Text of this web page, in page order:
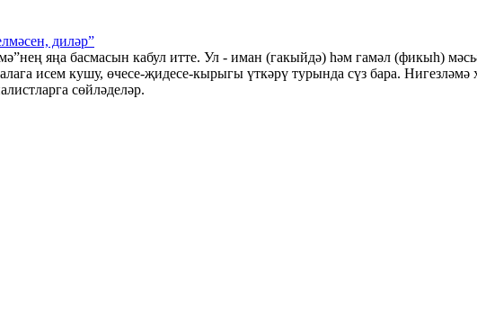
диләр”
яңа басмасын кабул итте. Ул - иман (гакыйдә) һәм гамәл (фикыһ)
исем кушу, өчесе-җидесе-кырыгы үткәрү турында сүз бара.
сөйләделәр.